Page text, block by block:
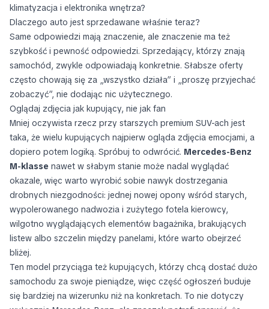
klimatyzacja i elektronika wnętrza?
Dlaczego auto jest sprzedawane właśnie teraz?
Same odpowiedzi mają znaczenie, ale znaczenie ma też
szybkość i pewność odpowiedzi. Sprzedający, którzy znają
samochód, zwykle odpowiadają konkretnie. Słabsze oferty
często chowają się za „wszystko działa” i „proszę przyjechać
zobaczyć”, nie dodając nic użytecznego.
Oglądaj zdjęcia jak kupujący, nie jak fan
Mniej oczywista rzecz przy starszych premium SUV-ach jest
taka, że wielu kupujących najpierw ogląda zdjęcia emocjami, a
dopiero potem logiką. Spróbuj to odwrócić. Mercedes-Benz
M-klasse nawet w słabym stanie może nadal wyglądać
okazale, więc warto wyrobić sobie nawyk dostrzegania
drobnych niezgodności: jednej nowej opony wśród starych,
wypolerowanego nadwozia i zużytego fotela kierowcy,
wilgotno wyglądających elementów bagażnika, brakujących
listew albo szczelin między panelami, które warto obejrzeć
bliżej.
Ten model przyciąga też kupujących, którzy chcą dostać dużo
samochodu za swoje pieniądze, więc część ogłoszeń buduje
się bardziej na wizerunku niż na konkretach. To nie dotyczy